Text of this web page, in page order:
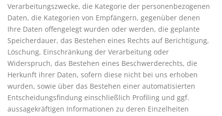
Verarbeitungszwecke, die Kategorie der personenbezogenen
Daten, die Kategorien von Empfängern, gegenüber denen
Ihre Daten offengelegt wurden oder werden, die geplante
Speicherdauer, das Bestehen eines Rechts auf Berichtigung,
Löschung, Einschränkung der Verarbeitung oder
Widerspruch, das Bestehen eines Beschwerderechts, die
Herkunft ihrer Daten, sofern diese nicht bei uns erhoben
wurden, sowie über das Bestehen einer automatisierten
Entscheidungsfindung einschließlich Profiling und ggf.
aussagekräftigen Informationen zu deren Einzelheiten